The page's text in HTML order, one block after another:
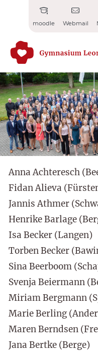
moodle Webmail
Anna Achteresch
Fidan Alieva
Jannis Athmer
Henrike Barlage
Isa Becker (Langen)
Torben Becker
Sina Beerboom
Svenja Beiermann
Miriam Bergmann
Marie Berling
Maren Berndsen
Jana Bertke (Berge)